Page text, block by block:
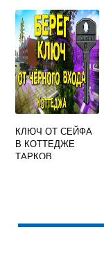
КЛЮЧ ОТ СЕЙФА
В КОТТЕДЖЕ
ТАРКОВ